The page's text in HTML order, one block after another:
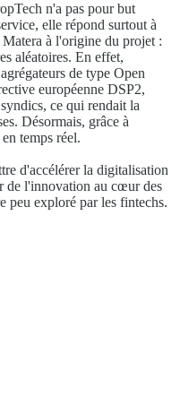
n'a pas pour but
elle répond surtout à
à l'origine du projet :
aléatoires. En effet,
de type Open
européenne DSP2,
ce qui rendait la
Désormais, grâce à
temps réel.
d'accélérer la digitalisation
de l'innovation au cœur des
peu exploré par les fintechs.